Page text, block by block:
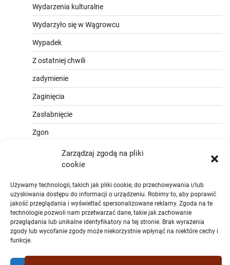
Zarządzaj zgodą na pliki
cookie
Używamy technologii, takich jak pliki cookie, do przechowywania i/lub
uzyskiwania dostępu do informacji o urządzeniu. Robimy to, aby poprawić
jakość przeglądania i wyświetlać spersonalizowane reklamy. Zgoda na te
technologie pozwoli nam przetwarzać dane, takie jak zachowanie
przeglądania lub unikalne identyfikatory na tej stronie. Brak wyrażenia
zgody lub wycofanie zgody może niekorzystnie wpłynąć na niektóre cechy i
funkcje.
Wydarzenia kulturalne
Wydarzyło się w Wągrowcu
Wypadek
Z ostatniej chwili
zadymienie
Zaginięcia
Zasłabnięcie
Zgon